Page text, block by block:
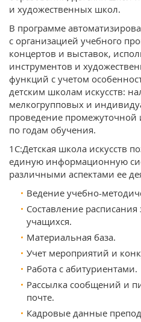
и художественных школ.
В программе
с организацией учебного
концертов и выставок,
инструментов и
функций с учетом
детским школам искусств:
мелкогрупповых и
проведение промежуточной
по годам обучения.
1С:Детская школа искусств
единую информационную
различными аспектами ее
Ведение учебно-
Составление
учащихся.
Материальная база.
Учет мероприятий и
Работа с абитуриентами.
Рассылка сообщений и
почте.
Кадровые данные